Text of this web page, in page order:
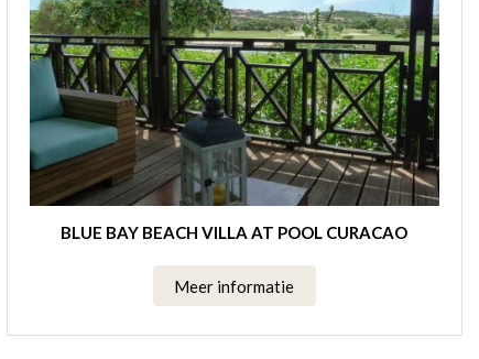
BLUE BAY BEACH VILLA AT POOL CURACAO
Meer informatie